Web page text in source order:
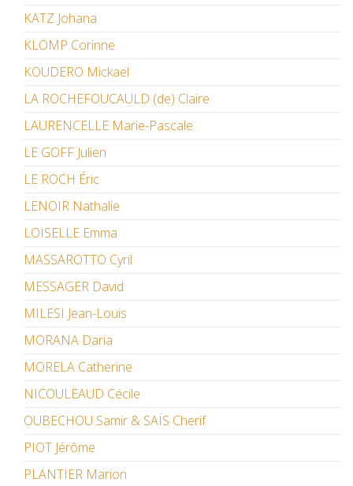
KATZ Johana
KLOMP Corinne
KOUDERO Mickaël
LA ROCHEFOUCAULD (de) Claire
LAURENCELLE Marie-Pascale
LE GOFF Julien
LE ROCH Éric
LENOIR Nathalie
LOISELLE Emma
MASSAROTTO Cyril
MESSAGER David
MILESI Jean-Louis
MORANA Daria
MORELA Catherine
NICOULEAUD Cécile
OUBECHOU Samir & SAÏS Cherif
PIOT Jérôme
PLANTIER Marion